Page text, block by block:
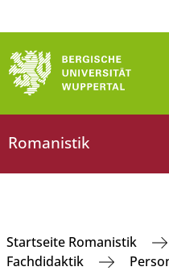
Romanistik
Startseite Romanistik
Fachdidaktik